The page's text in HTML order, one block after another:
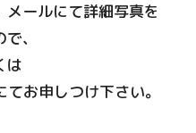
ールにて詳細写真を
、
は
てお申しつけ下さい。